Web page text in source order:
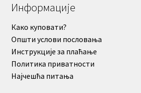
Информације
Како куповати?
Општи услови пословања
Инструкције за плаћање
Политика приватности
Најчешћа питања